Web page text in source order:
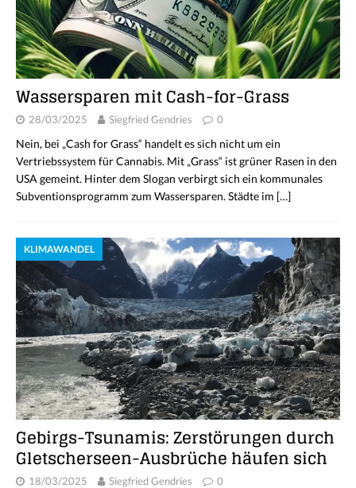
Wassersparen mit Cash-for-Grass
28/03/2025 Siegfried Gendries 0
Nein, bei „Cash for Grass“ handelt es sich nicht um ein
Vertriebssystem für Cannabis. Mit „Grass“ ist grüner Rasen in den
USA gemeint. Hinter dem Slogan verbirgt sich ein kommunales
Subventionsprogramm zum Wassersparen. Städte im […]
KLIMAWANDEL
Gebirgs-Tsunamis: Zerstörungen durch
Gletscherseen-Ausbrüche häufen sich
18/03/2025 Siegfried Gendries 0